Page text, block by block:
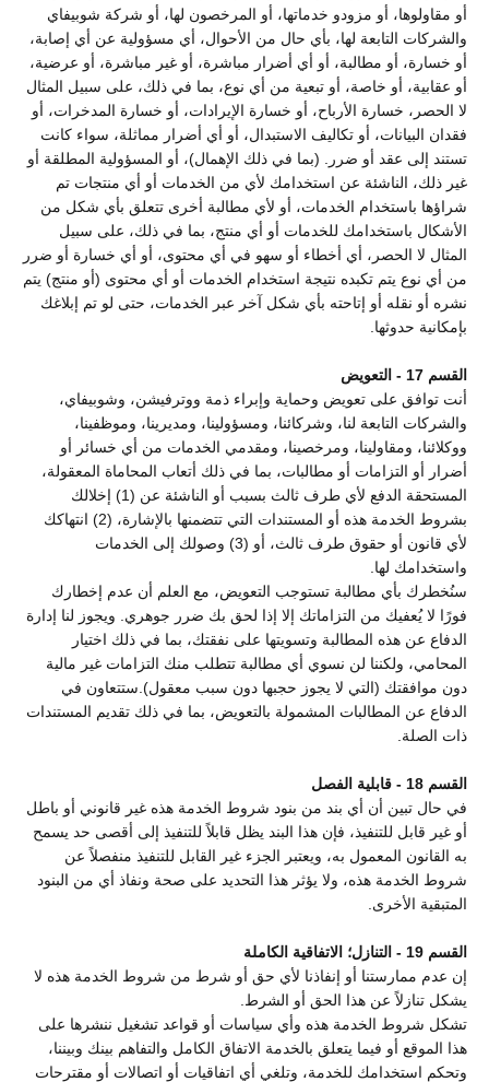
أو مقاولوها، أو مزودو خدماتها، أو المرخصون لها، أو شركة شوبيفاي
والشركات التابعة لها، بأي حال من الأحوال، أي مسؤولية عن أي إصابة،
أو خسارة، أو مطالبة، أو أي أضرار مباشرة، أو غير مباشرة، أو عرضية،
أو عقابية، أو خاصة، أو تبعية من أي نوع، بما في ذلك، على سبيل المثال
لا الحصر، خسارة الأرباح، أو خسارة الإيرادات، أو خسارة المدخرات، أو
فقدان البيانات، أو تكاليف الاستبدال، أو أي أضرار مماثلة، سواء كانت
تستند إلى عقد أو ضرر. (بما في ذلك الإهمال)، أو المسؤولية المطلقة أو
غير ذلك، الناشئة عن استخدامك لأي من الخدمات أو أي منتجات تم
شراؤها باستخدام الخدمات، أو لأي مطالبة أخرى تتعلق بأي شكل من
الأشكال باستخدامك للخدمات أو أي منتج، بما في ذلك، على سبيل
المثال لا الحصر، أي أخطاء أو سهو في أي محتوى، أو أي خسارة أو ضرر
من أي نوع يتم تكبده نتيجة استخدام الخدمات أو أي محتوى (أو منتج) يتم
نشره أو نقله أو إتاحته بأي شكل آخر عبر الخدمات، حتى لو تم إبلاغك
بإمكانية حدوثها.
القسم 17 - التعويض
أنت توافق على تعويض وحماية وإبراء ذمة ووترفيشن، وشوبيفاي،
والشركات التابعة لنا، وشركائنا، ومسؤولينا، ومديرينا، وموظفينا،
ووكلائنا، ومقاولينا، ومرخصينا، ومقدمي الخدمات من أي خسائر أو
أضرار أو التزامات أو مطالبات، بما في ذلك أتعاب المحاماة المعقولة،
المستحقة الدفع لأي طرف ثالث بسبب أو الناشئة عن (1) إخلالك
بشروط الخدمة هذه أو المستندات التي تتضمنها بالإشارة، (2) انتهاكك
لأي قانون أو حقوق طرف ثالث، أو (3) وصولك إلى الخدمات
واستخدامك لها.
سنُخطرك بأي مطالبة تستوجب التعويض، مع العلم أن عدم إخطارك
فورًا لا يُعفيك من التزاماتك إلا إذا لحق بك ضرر جوهري. ويجوز لنا إدارة
الدفاع عن هذه المطالبة وتسويتها على نفقتك، بما في ذلك اختيار
المحامي، ولكننا لن نسوي أي مطالبة تتطلب منك التزامات غير مالية
دون موافقتك (التي لا يجوز حجبها دون سبب معقول).ستتعاون في
الدفاع عن المطالبات المشمولة بالتعويض، بما في ذلك تقديم المستندات
ذات الصلة.
القسم 18 - قابلية الفصل
في حال تبين أن أي بند من بنود شروط الخدمة هذه غير قانوني أو باطل
أو غير قابل للتنفيذ، فإن هذا البند يظل قابلاً للتنفيذ إلى أقصى حد يسمح
به القانون المعمول به، ويعتبر الجزء غير القابل للتنفيذ منفصلاً عن
شروط الخدمة هذه، ولا يؤثر هذا التحديد على صحة ونفاذ أي من البنود
المتبقية الأخرى.
القسم 19 - التنازل؛ الاتفاقية الكاملة
إن عدم ممارستنا أو إنفاذنا لأي حق أو شرط من شروط الخدمة هذه لا
يشكل تنازلاً عن هذا الحق أو الشرط.
تشكل شروط الخدمة هذه وأي سياسات أو قواعد تشغيل ننشرها على
هذا الموقع أو فيما يتعلق بالخدمة الاتفاق الكامل والتفاهم بينك وبيننا،
وتحكم استخدامك للخدمة، وتلغي أي اتفاقيات أو اتصالات أو مقترحات